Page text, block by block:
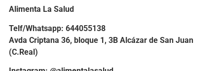
Alimenta La Salud
Telf/Whatsapp: 644055138
Avda Criptana 36, bloque 1, 3B Alcázar de San Juan
(C.Real)